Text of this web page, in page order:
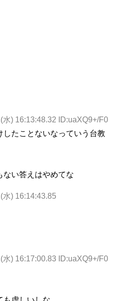
水) 16:13:48.32 ID:uaXQ9+/F0
したことないなっていう台教
ない答えはやめてな
水) 16:14:43.85
水) 16:17:00.83 ID:uaXQ9+/F0
も虚しいしな